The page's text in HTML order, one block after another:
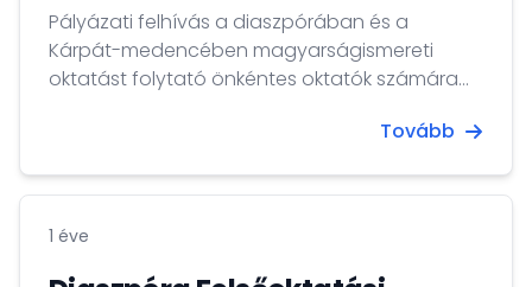
Pályázati felhívás a diaszpórában és a
Kárpát-medencében magyarságismereti
oktatást folytató önkéntes oktatók számára
Tovább
1 éve